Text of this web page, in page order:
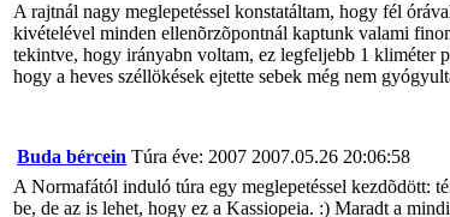
A rajtnál nagy meglepetéssel konstatáltam, hogy fél
kivételével minden ellenõrzõpontnál kaptunk valami
tekintve, hogy irányabn voltam, ez legfeljebb 1 kliméter
hogy a heves széllökések ejtette sebek még nem
Buda bércein Túra éve: 2007 2007.05.26 20:06:58
A Normafától induló túra egy meglepetéssel kezdõdött:
be, de az is lehet, hogy ez a Kassiopeia. :) Maradt a